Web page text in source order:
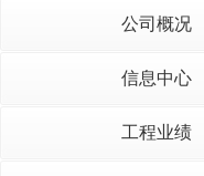
公司概况
信息中心
工程业绩